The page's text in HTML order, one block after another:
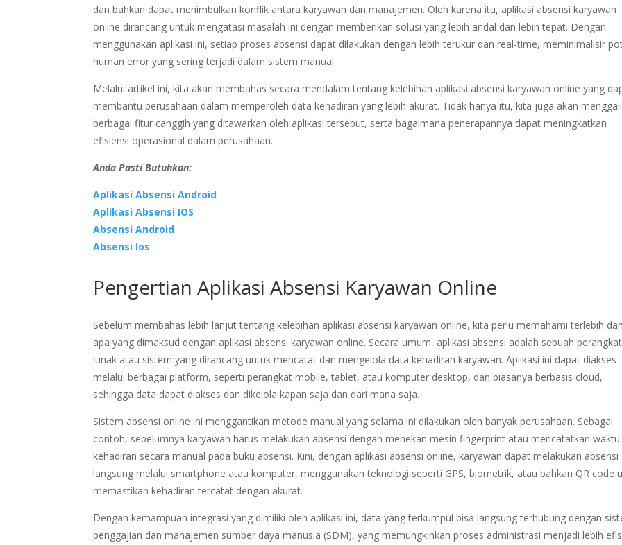
dan bahkan dapat menimbulkan konflik antara karyawan dan manajemen. Oleh karena itu, aplikasi absensi karyawan
online dirancang untuk mengatasi masalah ini dengan memberikan solusi yang lebih andal dan lebih tepat. Dengan
menggunakan aplikasi ini, setiap proses absensi dapat dilakukan dengan lebih terukur dan real-time, meminimalisir
human error yang sering terjadi dalam sistem manual.
Melalui artikel ini, kita akan membahas secara mendalam tentang kelebihan aplikasi absensi karyawan online yang
membantu perusahaan dalam memperoleh data kehadiran yang lebih akurat. Tidak hanya itu, kita juga akan menggali
berbagai fitur canggih yang ditawarkan oleh aplikasi tersebut, serta bagaimana penerapannya dapat meningkatkan
efisiensi operasional dalam perusahaan.
Anda Pasti Butuhkan:
Aplikasi Absensi Android
Aplikasi Absensi IOS
Absensi Android
Absensi Ios
Pengertian Aplikasi Absensi Karyawan Online
Sebelum membahas lebih lanjut tentang kelebihan aplikasi absensi karyawan online, kita perlu memahami terlebih
apa yang dimaksud dengan aplikasi absensi karyawan online. Secara umum, aplikasi absensi adalah sebuah perangkat
lunak atau sistem yang dirancang untuk mencatat dan mengelola data kehadiran karyawan. Aplikasi ini dapat diakses
melalui berbagai platform, seperti perangkat mobile, tablet, atau komputer desktop, dan biasanya berbasis cloud,
sehingga data dapat diakses dan dikelola kapan saja dan dari mana saja.
Sistem absensi online ini menggantikan metode manual yang selama ini dilakukan oleh banyak perusahaan. Sebagai
contoh, sebelumnya karyawan harus melakukan absensi dengan menekan mesin fingerprint atau mencatatkan waktu
kehadiran secara manual pada buku absensi. Kini, dengan aplikasi absensi online, karyawan dapat melakukan absensi
langsung melalui smartphone atau komputer, menggunakan teknologi seperti GPS, biometrik, atau bahkan QR code
memastikan kehadiran tercatat dengan akurat.
Dengan kemampuan integrasi yang dimiliki oleh aplikasi ini, data yang terkumpul bisa langsung terhubung dengan
penggajian dan manajemen sumber daya manusia (SDM), yang memungkinkan proses administrasi menjadi lebih